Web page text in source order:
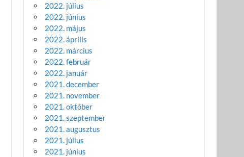
2022. július
2022. június
2022. május
2022. április
2022. március
2022. február
2022. január
2021. december
2021. november
2021. október
2021. szeptember
2021. augusztus
2021. július
2021. június